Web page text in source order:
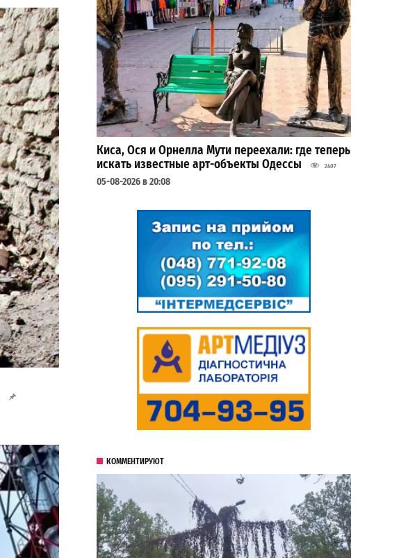
Киса, Ося и Орнелла Мути переехали: где теперь
искать известные арт-объекты Одессы
2407
05-08-2026 в 20:08
КОММЕНТИРУЮТ